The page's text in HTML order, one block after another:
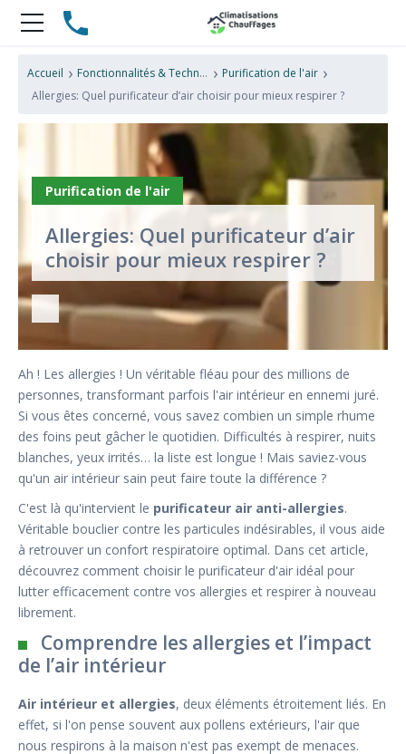
Purification de l'air
Allergies: Quel purificateur d’air
choisir pour mieux respirer ?
Accueil › Fonctionnalités & Technologies › Purification de l'air ›
Allergies: Quel purificateur d’air choisir pour mieux respirer ?
Ah ! Les allergies ! Un véritable fléau pour des millions de
personnes, transformant parfois l'air intérieur en ennemi juré.
Si vous êtes concerné, vous savez combien un simple rhume
des foins peut gâcher le quotidien. Difficultés à respirer, nuits
blanches, yeux irrités… la liste est longue ! Mais saviez-vous
qu'un air intérieur sain peut faire toute la différence ?
C'est là qu'intervient le purificateur air anti-allergies.
Véritable bouclier contre les particules indésirables, il vous aide
à retrouver un confort respiratoire optimal. Dans cet article,
découvrez comment choisir le purificateur d'air idéal pour
lutter efficacement contre vos allergies et respirer à nouveau
librement.
Comprendre les allergies et l’impact
de l’air intérieur
Air intérieur et allergies, deux éléments étroitement liés. En
effet, si l'on pense souvent aux pollens extérieurs, l'air que
nous respirons à la maison n'est pas exempt de menaces.